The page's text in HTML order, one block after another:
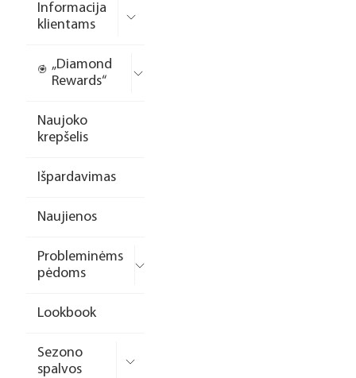
Informacija
klientams
„Diamond
Rewards“
Naujoko
krepšelis
Išpardavimas
Naujienos
Probleminėms
pėdoms
Lookbook
Sezono
spalvos